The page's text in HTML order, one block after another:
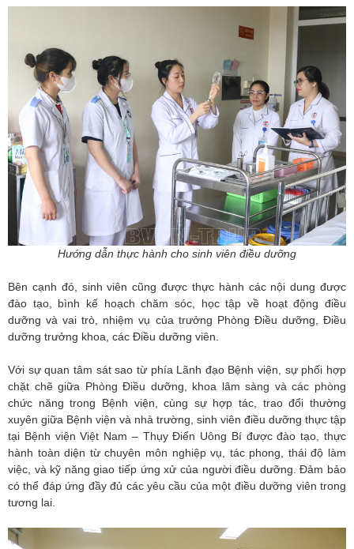
Hướng dẫn thực hành cho sinh viên điều dưỡng
Bên cạnh đó, sinh viên cũng được thực hành các nội dung được
đào tạo, bình kế hoạch chăm sóc, học tập về hoạt động điều
dưỡng và vai trò, nhiệm vụ của trưởng Phòng Điều dưỡng, Điều
dưỡng trưởng khoa, các Điều dưỡng viên.
Với sự quan tâm sát sao từ phía Lãnh đạo Bệnh viện, sự phối hợp
chặt chẽ giữa Phòng Điều dưỡng, khoa lâm sàng và các phòng
chức năng trong Bệnh viện, cùng sự hợp tác, trao đổi thường
xuyên giữa Bệnh viện và nhà trường, sinh viên điều dưỡng thực tập
tại Bệnh viện Việt Nam – Thụy Điển Uông Bí được đào tạo, thực
hành toàn diện từ chuyên môn nghiệp vụ, tác phong, thái độ làm
việc, và kỹ năng giao tiếp ứng xử của người điều dưỡng. Đảm bảo
có thể đáp ứng đầy đủ các yêu cầu của một điều dưỡng viên trong
tương lai.